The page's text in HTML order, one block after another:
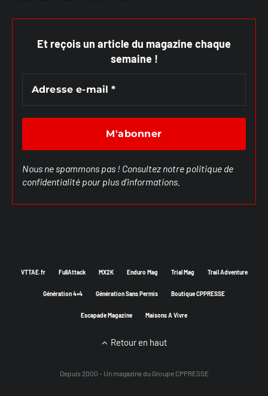
Et reçois un article du magazine chaque
semaine !
Nous ne spammons pas ! Consultez notre politique de
confidentialité pour plus d’informations.
VTTAE.fr FullAttack MX2K Enduro Mag Trial Mag Trail Adventure
Génération 4×4 Génération Sans Permis Boutique CPPRESSE
Escapade Magazine Maisons A Vivre
Retour en haut
Depuis 2000 - Un magazine du Groupe CPPRESSE